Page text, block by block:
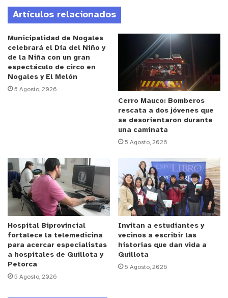
El fiscal instruyó que fuera puesto a disposición
del Juzgado de Garantía de Limache, donde se
dispuso su prisión preventiva.
*El jefe de la Bicrim Limache, subprefecto Silvio
Copello, explicó que el imputado se encontraba
con beneficio carcelario por los delitos de porte de
arma de fuego y robo con intimidación, por lo que
portaba con tobillera electrónica. *
Artículos relacionados
Municipalidad de Nogales
celebrará el Día del Niño y
de la Niña con un gran
espectáculo de circo en
Nogales y El Melón
5 Agosto, 2026
Cerro Mauco: Bomberos
rescata a dos jóvenes que
se desorientaron durante
una caminata
5 Agosto, 2026
Hospital Biprovincial
fortalece la telemedicina
para acercar especialistas
a hospitales de Quillota y
Petorca
5 Agosto, 2026
Invitan a estudiantes y
vecinos a escribir las
historias que dan vida a
Quillota
5 Agosto, 2026